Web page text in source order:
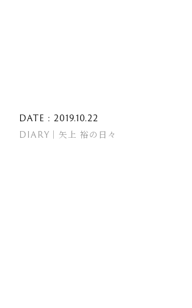
DATE : 2019.10.22
DIARY｜矢上 裕の日々